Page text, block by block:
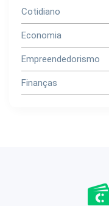
Cotidiano
Economia
Empreendedorismo
Finanças